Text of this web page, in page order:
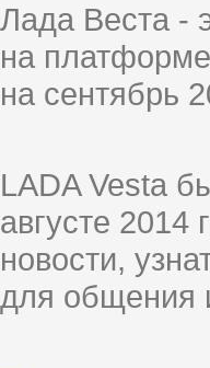
Лада Веста -
на
на сентябрь
LADA Vesta
августе
новости,
для общения